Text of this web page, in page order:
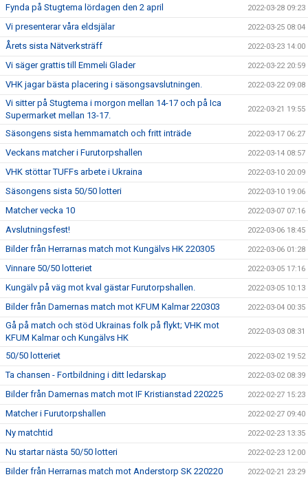
Fynda på Stugtema lördagen den 2 april 2022-03-28 09:23
Vi presenterar våra eldsjälar 2022-03-25 08:04
Årets sista Nätverksträff 2022-03-23 14:00
Vi säger grattis till Emmeli Glader 2022-03-22 20:59
VHK jagar bästa placering i säsongsavslutningen. 2022-03-22 09:08
Vi sitter på Stugtema i morgon mellan 14-17 och på Ica
Supermarket mellan 13-17.
2022-03-21 19:55
Säsongens sista hemmamatch och fritt inträde 2022-03-17 06:27
Veckans matcher i Furutorpshallen 2022-03-14 08:57
VHK stöttar TUFFs arbete i Ukraina 2022-03-10 20:09
Säsongens sista 50/50 lotteri 2022-03-10 19:06
Matcher vecka 10 2022-03-07 07:16
Avslutningsfest! 2022-03-06 18:45
Bilder från Herrarnas match mot Kungälvs HK 220305 2022-03-06 01:28
Vinnare 50/50 lotteriet 2022-03-05 17:16
Kungälv på väg mot kval gästar Furutorpshallen. 2022-03-05 10:13
Bilder från Damernas match mot KFUM Kalmar 220303 2022-03-04 00:35
Gå på match och stöd Ukrainas folk på flykt; VHK mot
KFUM Kalmar och Kungälvs HK
2022-03-03 08:31
50/50 lotteriet 2022-03-02 19:52
Ta chansen - Fortbildning i ditt ledarskap 2022-03-02 08:39
Bilder från Damernas match mot IF Kristianstad 220225 2022-02-27 15:23
Matcher i Furutorpshallen 2022-02-27 09:40
Ny matchtid 2022-02-23 13:35
Nu startar nästa 50/50 lotteri 2022-02-23 12:00
Bilder från Herrarnas match mot Anderstorp SK 220220 2022-02-21 23:29